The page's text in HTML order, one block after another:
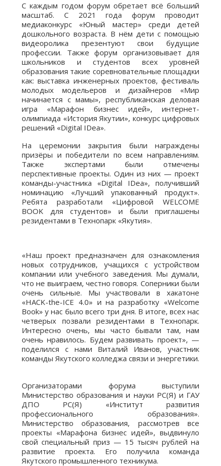
С каждым годом форум обретает всё больший
масштаб. С 2021 года форум проводит
медиаконкурс «Юный мастер» среди детей
дошкольного возраста. В нём дети с помощью
видеоролика презентуют свои будущие
профессии. Также форум организовывает для
школьников и студентов всех уровней
образования такие соревновательные площадки
как: выставка инженерных проектов, фестиваль
молодых модельеров и дизайнеров «Мир
начинается с мамы», республиканская деловая
игра «Марафон бизнес идей», интернет-
олимпиада «История Якутии», конкурс цифровых
решений «Digital IDea».
На церемонии закрытия были награждены
призёры и победители по всем направлениям.
Также экспертами были отмечены
перспективные проекты. Один из них — проект
команды-участника «Digital IDea», получивший
номинацию «Лучший упакованный продукт».
Ребята разработали «Цифровой WELCOME
BOOK для студентов» и были приглашены
резидентами в Технопарк «Якутия».
«Наш проект предназначен для ознакомления
новых сотрудников, учащихся с устройством
компании или учебного заведения. Мы думали,
что не выиграем, честно говоря. Соперники были
очень сильные. Мы участвовали в хакатоне
«HACK-the-ICE 4.0» и на разработку «Welcome
Book» у нас было всего три дня. В итоге, всех нас
четверых позвали резидентами в Технопарк.
Интересно очень, мы часто бывали там, нам
очень нравилось. Будем развивать проект», —
поделился с нами Виталий Иванов, участник
команды Якутского колледжа связи и энергетики.
Организаторами форума выступили
Министерство образования и науки РС(Я) и ГАУ
ДПО РС(Я) «Институт развития
профессионального образования».
Министерство образования, рассмотрев все
проекты «Марафона бизнес идей», выдвинуло
свой специальный приз — 15 тысяч рублей на
развитие проекта. Его получила команда
Якутского промышленного техникума.